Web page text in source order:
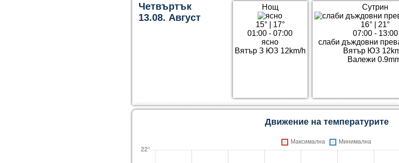
Четвъртък
13.08. Август
Нощ
15°| 17°
01:00 - 07:00
ясно
Вятър З ЮЗ 12km/h
Сутрин
16°
21°
07:00 - 13:00
слаби дъждовни
Вятър ЮЗ
Валежи
Движение на температурите